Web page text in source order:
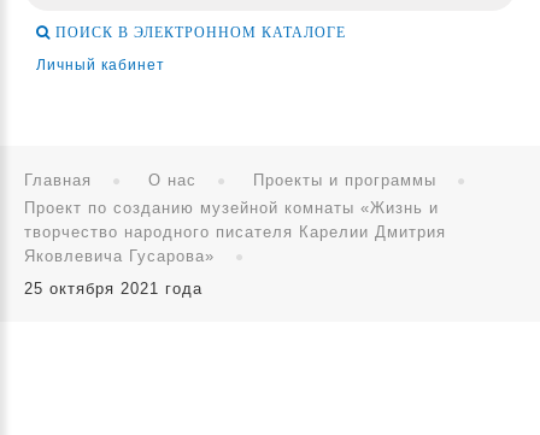
ПОИСК В ЭЛЕКТРОННОМ КАТАЛОГЕ
Личный кабинет
Главная О нас
Проекты и программы
Проект по созданию музейной комнаты «Жизнь и
творчество народного писателя Карелии Дмитрия
Яковлевича Гусарова»
25 октября 2021 года